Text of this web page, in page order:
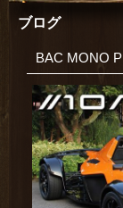
ブログ
BAC MONO